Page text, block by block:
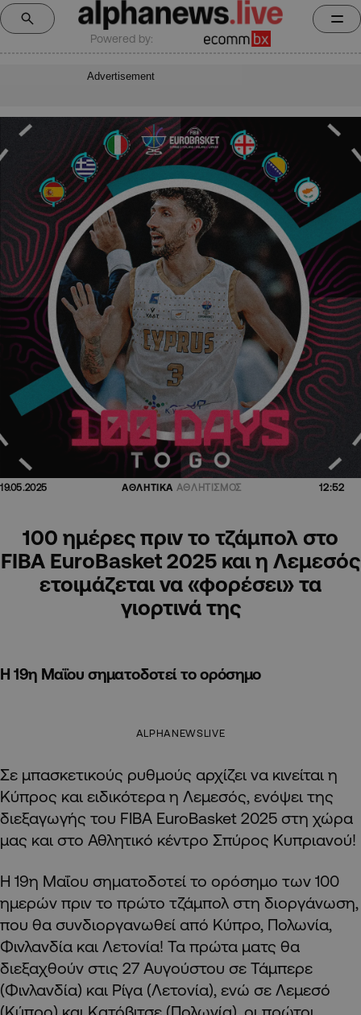
Powered by:
Advertisement
19.05.2025 ΑΘΛΗΤΙΚΑ ΑΘΛΗΤΙΣΜΟΣ 12:52
100 ημέρες πριν το τζάμπολ στο
FIBA EuroBasket 2025 και η Λεμεσός
ετοιμάζεται να «φορέσει» τα
γιορτινά της
Η 19η Μαΐου σηματοδοτεί το ορόσημο
ALPHANEWSLIVE
Σε μπασκετικούς ρυθμούς αρχίζει να κινείται η
Κύπρος και ειδικότερα η Λεμεσός, ενόψει της
διεξαγωγής του FIBA EuroBasket 2025 στη χώρα
μας και στο Αθλητικό κέντρο Σπύρος Κυπριανού!
Η 19η Μαΐου σηματοδοτεί το ορόσημο των 100
ημερών πριν το πρώτο τζάμπολ στη διοργάνωση,
που θα συνδιοργανωθεί από Κύπρο, Πολωνία,
Φινλανδία και Λετονία! Τα πρώτα ματς θα
διεξαχθούν στις 27 Αυγούστου σε Τάμπερε
(Φινλανδία) και Ρίγα (Λετονία), ενώ σε Λεμεσό